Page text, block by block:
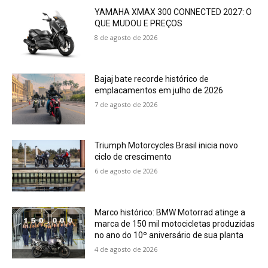
YAMAHA XMAX 300 CONNECTED 2027: O
QUE MUDOU E PREÇOS
8 de agosto de 2026
Bajaj bate recorde histórico de
emplacamentos em julho de 2026
7 de agosto de 2026
Triumph Motorcycles Brasil inicia novo
ciclo de crescimento
6 de agosto de 2026
Marco histórico: BMW Motorrad atinge a
marca de 150 mil motocicletas produzidas
no ano do 10º aniversário de sua planta
4 de agosto de 2026